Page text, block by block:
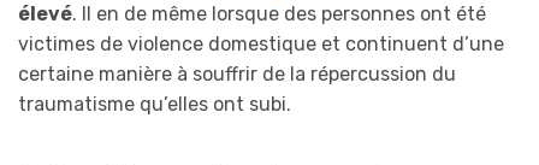
élevé. Il en de même lorsque des personnes ont été
victimes de violence domestique et continuent d’une
certaine manière à souffrir de la répercussion du
traumatisme qu’elles ont subi.